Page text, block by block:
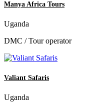
Manya Africa Tours
Uganda
DMC / Tour operator
Valiant Safaris
Uganda